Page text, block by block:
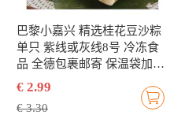
巴黎小嘉兴 精选桂花豆沙粽
单只 紫线或灰线8号 冷冻食
品 全德包裹邮寄 保温袋加冰
袋打包
€ 2.99
€ 3.30